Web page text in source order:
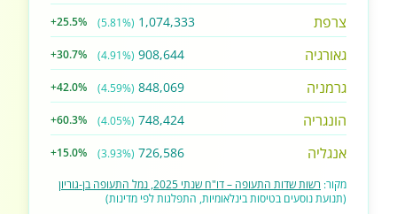
צרפת 1,074,333
(5.81%)
+25.5%
גאורגיה 908,644
(4.91%)
+30.7%
גרמניה 848,069
(4.59%)
+42.0%
הונגריה 748,424
(4.05%)
+60.3%
אנגליה 726,586
(3.93%)
+15.0%
מקור: רשות שדות התעופה – דו"ח שנתי 2025, נמל התעופה בן-גוריון
(תנועת נוסעים בטיסות בינלאומיות, התפלגות לפי מדינות)